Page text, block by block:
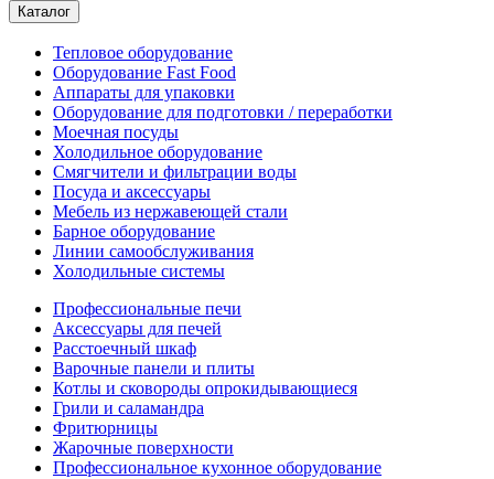
Каталог
Тепловое оборудование
Оборудование Fast Food
Аппараты для упаковки
Оборудование для подготовки / переработки
Моечная посуды
Холодильное оборудование
Смягчители и фильтрации воды
Посуда и аксессуары
Мебель из нержавеющей стали
Барное оборудование
Линии самообслуживания
Холодильные системы
Профессиональные печи
Аксессуары для печей
Расстоечный шкаф
Варочные панели и плиты
Котлы и сковороды опрокидывающиеся
Грили и саламандра
Фритюрницы
Жарочные поверхности
Профессиональное кухонное оборудование